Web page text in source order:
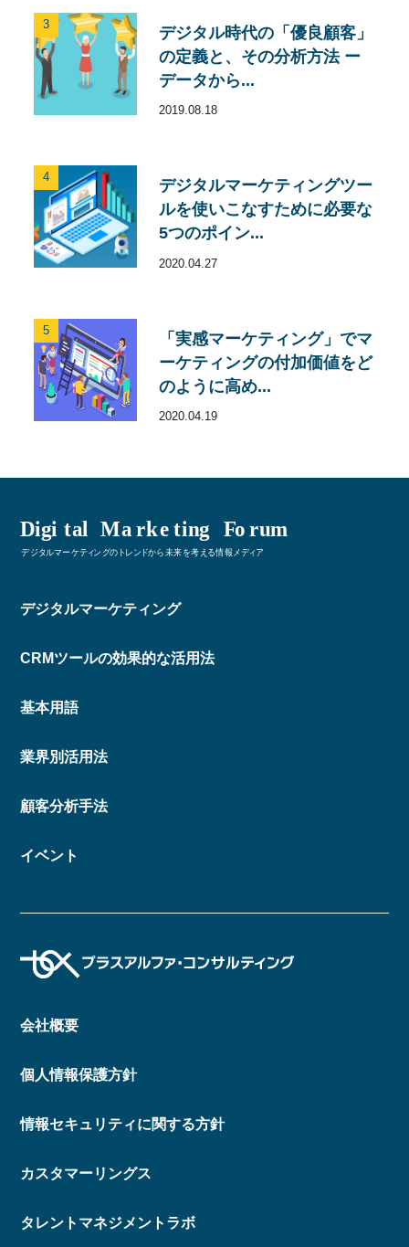
3
デジタル時代の「優良顧客」
の定義と、その分析方法 ー
データから...
2019.08.18
4
デジタルマーケティングツー
ルを使いこなすために必要な
5つのポイン...
2020.04.27
5
「実感マーケティング」でマ
ーケティングの付加価値をど
のように高め...
2020.04.19
デジタルマーケティング
CRMツールの効果的な活用法
基本用語
業界別活用法
顧客分析手法
イベント
会社概要
個人情報保護方針
情報セキュリティに関する方針
カスタマーリングス
タレントマネジメントラボ